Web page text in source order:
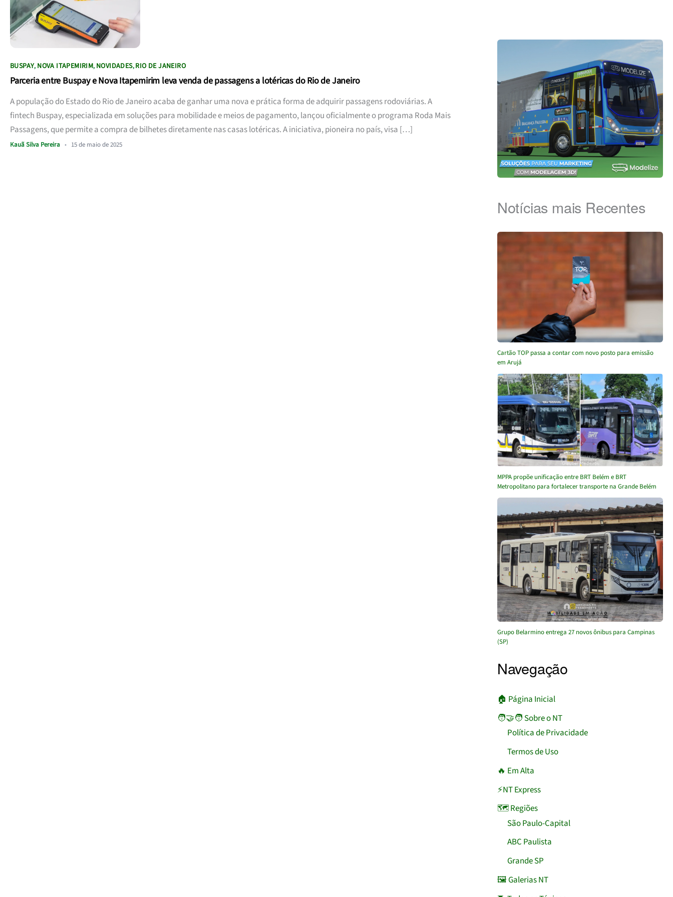
BUSPAY, NOVA ITAPEMIRIM, NOVIDADES,RIO DE JANEIRO
Parceria entre Buspay e Nova Itapemirim leva venda de passagens a lotéricas do Rio de Janeiro
A população do Estado do Rio de Janeiro acaba de ganhar uma nova e prática forma de adquirir passagens rodoviárias. A
fintech Buspay, especializada em soluções para mobilidade e meios de pagamento, lançou oficialmente o programa Roda Mais
Passagens, que permite a compra de bilhetes diretamente nas casas lotéricas. A iniciativa, pioneira no país, visa […]
Kauã Silva Pereira • 15 de maio de 2025
Notícias mais Recentes
Cartão TOP passa a contar com novo posto para emissão
em Arujá
MPPA propõe unificação entre BRT Belém e BRT
Metropolitano para fortalecer transporte na Grande Belém
Grupo Belarmino entrega 27 novos ônibus para Campinas
(SP)
Navegação
🏠︎ Página Inicial
🧑‍🤝‍🧑 Sobre o NT
Política de Privacidade
Termos de Uso
🔥 Em Alta
⚡NT Express
🗺️ Regiões
São Paulo-Capital
ABC Paulista
Grande SP
🖼️ Galerias NT